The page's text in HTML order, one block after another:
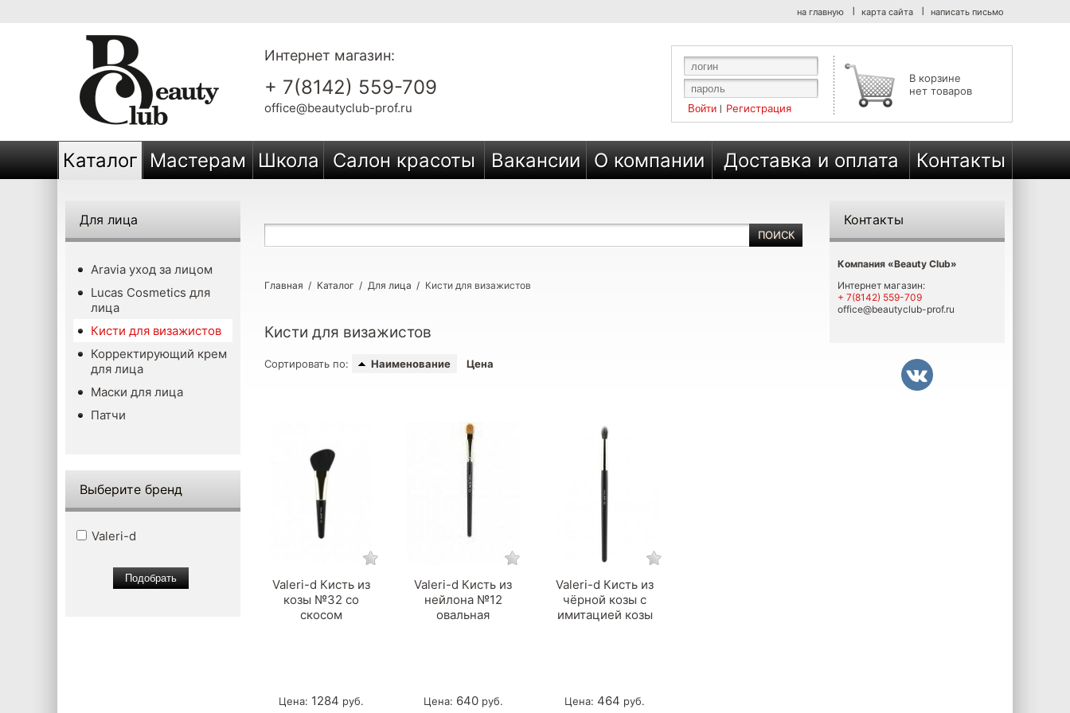
на главную карта сайта написать письмо
Интернет магазин:
+ 7(8142) 559-709
office@beautyclub-prof.ru Регистрация
В корзине
нет товаров
Каталог Мастерам Школа Салон красоты Вакансии О компании Доставка и оплата Контакты
Для лица
Aravia уход за лицом
Lucas Cosmetics для
лица
Кисти для визажистов
Корректирующий крем
для лица
Маски для лица
Патчи
Выберите бренд
Valeri-d
Главная / Каталог / Для лица / Кисти для визажистов
Кисти для визажистов
Сортировать по: Наименование Цена
Valeri-d Кисть из
козы №32 со
скосом
Цена: 1284 руб.
Valeri-d Кисть из
нейлона №12
овальная
Цена: 640руб.
Valeri-d Кисть из
чёрной козы с
имитацией козы
Цена: 464 руб.
Контакты
Компания «Beauty Club»
Интернет магазин:
+ 7(8142) 559-709
office@beautyclub-prof.ru